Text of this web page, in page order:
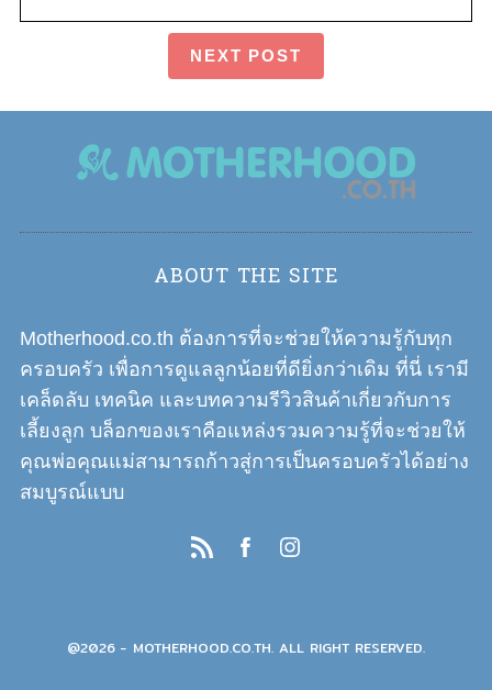
NEXT POST
ABOUT THE SITE
Motherhood.co.th ต้องการที่จะช่วยให้ความรู้กับทุก
ครอบครัว เพื่อการดูแลลูกน้อยที่ดียิ่งกว่าเดิม ที่นี่ เรามี
เคล็ดลับ เทคนิค และบทความรีวิวสินค้าเกี่ยวกับการ
เลี้ยงลูก บล็อกของเราคือแหล่งรวมความรู้ที่จะช่วยให้
คุณพ่อคุณแม่สามารถก้าวสู่การเป็นครอบครัวได้อย่าง
สมบูรณ์แบบ
@2026 - MOTHERHOOD.CO.TH. ALL RIGHT RESERVED.